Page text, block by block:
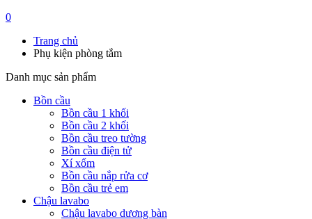
0
Trang chủ
Phụ kiện phòng tắm
Danh mục sản phẩm
Bồn cầu
Bồn cầu 1 khối
Bồn cầu 2 khối
Bồn cầu treo tường
Bồn cầu điện tử
Xí xổm
Bồn cầu nắp rửa cơ
Bồn cầu trẻ em
Chậu lavabo
Chậu lavabo dương bàn